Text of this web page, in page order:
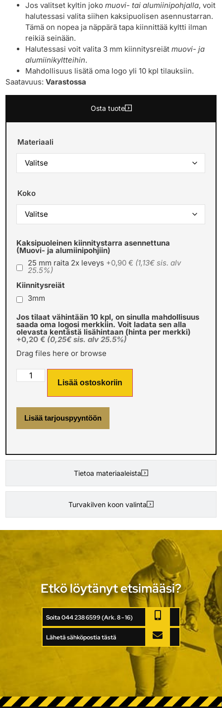
Jos valitset kyltin jokomuovi- tai alumiinipohjalla, voit
halutessasi valita siihen kaksipuolisen asennustarran.
Tämä on nopea ja näppärä tapa kiinnittää kyltti ilman
reikiä seinään.
Halutessasi voit valita 3 mm kiinnitysreiätmuovi- ja
alumiinikyltteihin.
Mahdollisuus lisätä oma logo yli 10 kpl tilauksiin.
Saatavuus:Varastossa
Osta tuote
Tietoa materiaaleista
Turvakilven koon valinta
Materiaali
Koko
Kaksipuoleinen kiinnitystarra asennettuna
(Muovi- ja alumiinipohjiin)
25 mm raita 2x leveys +0,90 € (1,13€ sis. alv
25.5%)
Kiinnitysreiät
3mm
Jos tilaat vähintään 10 kpl, on sinulla mahdollisuus
saada oma logosi merkkiin. Voit ladata sen alla
olevasta kentästä lisähintaan (hinta per merkki)
+0,20 € (0,25€ sis. alv 25.5%)
Drag files here or browse
Lisää ostoskoriin
Lisää tarjouspyyntöön
Etkö löytänyt etsimääsi?
Soita 044 238 6599 (Ark. 8 - 16)
Lähetä sähköpostia tästä